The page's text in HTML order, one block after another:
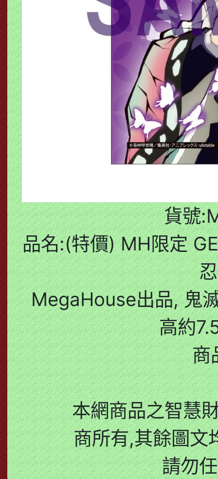
貨號
品名:(特價) MH限定
MegaHouse出品, 鬼
高約
商
本網商品之智慧
商所有,其餘圖文
請勿